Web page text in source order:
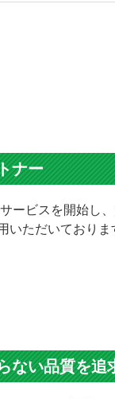
ナー
ービスを開始し
いただいておりま
ない品質を追